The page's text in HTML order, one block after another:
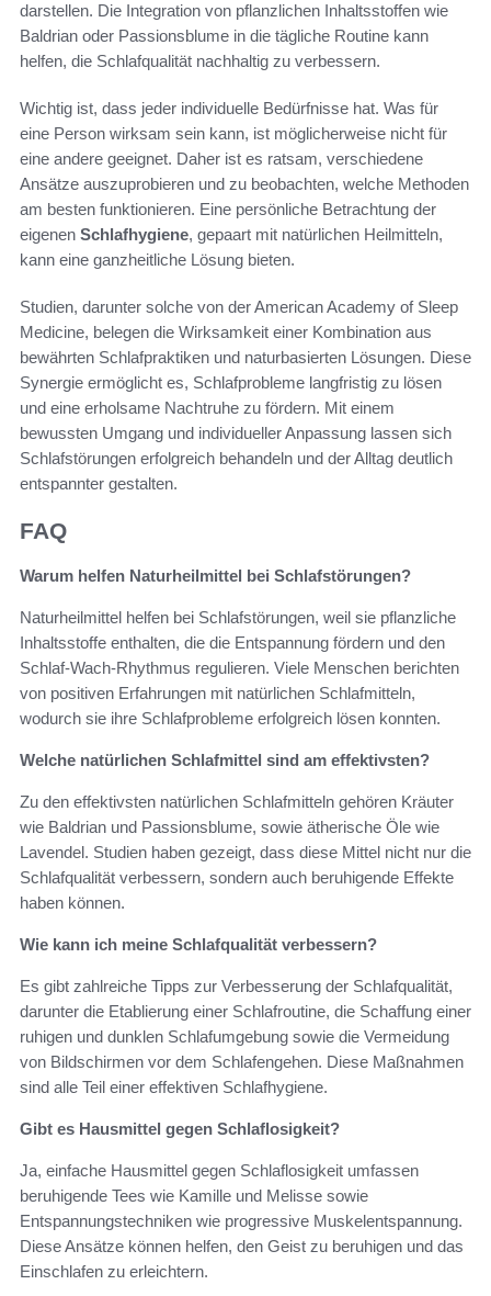
darstellen. Die Integration von pflanzlichen Inhaltsstoffen wie
Baldrian oder Passionsblume in die tägliche Routine kann
helfen, die Schlafqualität nachhaltig zu verbessern.
Wichtig ist, dass jeder individuelle Bedürfnisse hat. Was für
eine Person wirksam sein kann, ist möglicherweise nicht für
eine andere geeignet. Daher ist es ratsam, verschiedene
Ansätze auszuprobieren und zu beobachten, welche Methoden
am besten funktionieren. Eine persönliche Betrachtung der
eigenen Schlafhygiene, gepaart mit natürlichen Heilmitteln,
kann eine ganzheitliche Lösung bieten.
Studien, darunter solche von der American Academy of Sleep
Medicine, belegen die Wirksamkeit einer Kombination aus
bewährten Schlafpraktiken und naturbasierten Lösungen. Diese
Synergie ermöglicht es, Schlafprobleme langfristig zu lösen
und eine erholsame Nachtruhe zu fördern. Mit einem
bewussten Umgang und individueller Anpassung lassen sich
Schlafstörungen erfolgreich behandeln und der Alltag deutlich
entspannter gestalten.
FAQ
Warum helfen Naturheilmittel bei Schlafstörungen?
Naturheilmittel helfen bei Schlafstörungen, weil sie pflanzliche
Inhaltsstoffe enthalten, die die Entspannung fördern und den
Schlaf-Wach-Rhythmus regulieren. Viele Menschen berichten
von positiven Erfahrungen mit natürlichen Schlafmitteln,
wodurch sie ihre Schlafprobleme erfolgreich lösen konnten.
Welche natürlichen Schlafmittel sind am effektivsten?
Zu den effektivsten natürlichen Schlafmitteln gehören Kräuter
wie Baldrian und Passionsblume, sowie ätherische Öle wie
Lavendel. Studien haben gezeigt, dass diese Mittel nicht nur die
Schlafqualität verbessern, sondern auch beruhigende Effekte
haben können.
Wie kann ich meine Schlafqualität verbessern?
Es gibt zahlreiche Tipps zur Verbesserung der Schlafqualität,
darunter die Etablierung einer Schlafroutine, die Schaffung einer
ruhigen und dunklen Schlafumgebung sowie die Vermeidung
von Bildschirmen vor dem Schlafengehen. Diese Maßnahmen
sind alle Teil einer effektiven Schlafhygiene.
Gibt es Hausmittel gegen Schlaflosigkeit?
Ja, einfache Hausmittel gegen Schlaflosigkeit umfassen
beruhigende Tees wie Kamille und Melisse sowie
Entspannungstechniken wie progressive Muskelentspannung.
Diese Ansätze können helfen, den Geist zu beruhigen und das
Einschlafen zu erleichtern.